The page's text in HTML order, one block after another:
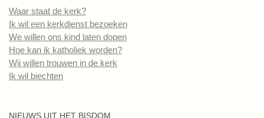
Waar staat de kerk?
Ik wil een kerkdienst bezoeken
We willen ons kind laten dopen
Hoe kan ik katholiek worden?
Wij willen trouwen in de kerk
Ik wil biechten
NIEUWS UIT HET BISDOM